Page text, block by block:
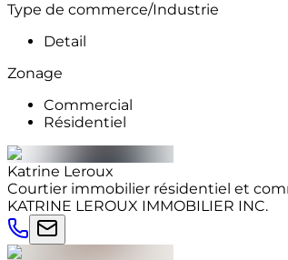
Type de commerce/Industrie
Detail
Zonage
Commercial
Résidentiel
Katrine Leroux
Courtier immobilier résidentiel et
KATRINE LEROUX IMMOBILIER INC.